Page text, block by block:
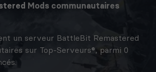
Mods communautaires
un serveur BattleBit Remastered
sur Top-Serveurs®, parmi 0